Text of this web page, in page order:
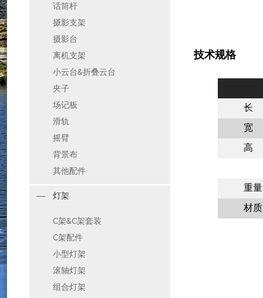
话筒杆
摄影支架
摄影台
离机支架
小云台&折叠云台
夹子
场记板
滑轨
摇臂
背景布
其他配件
灯架
C架&C架套装
C架配件
小型灯架
滚轴灯架
组合灯架
技术规格
长
宽
高
重量
材质